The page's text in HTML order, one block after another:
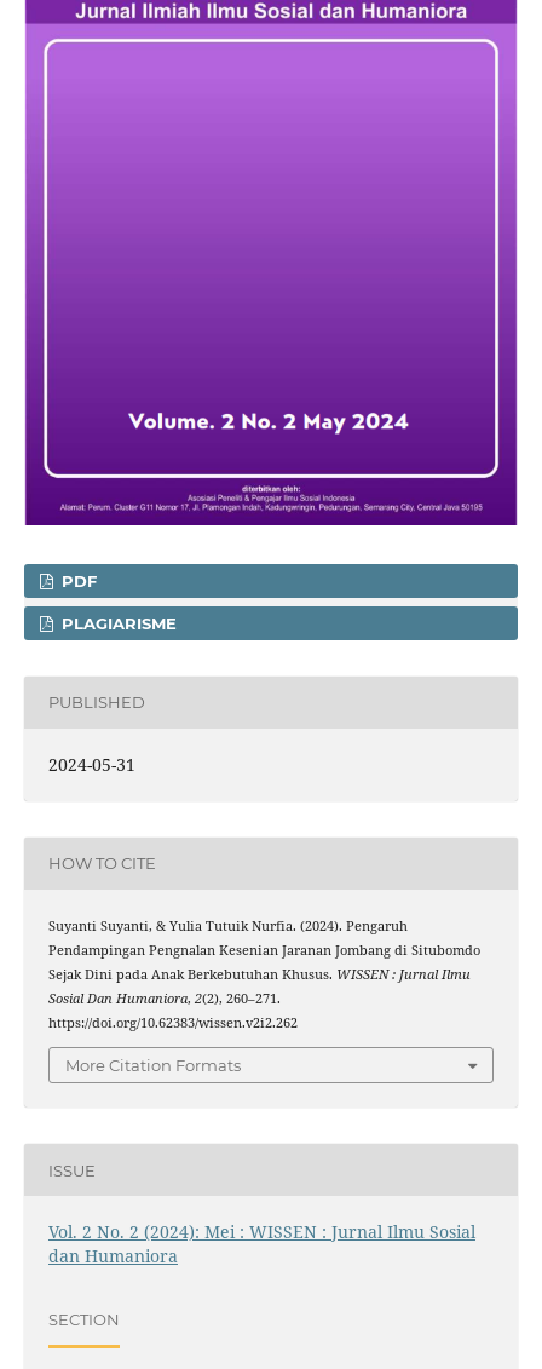
PDF
PLAGIARISME
PUBLISHED
2024-05-31
HOW TO CITE
Suyanti Suyanti, & Yulia Tutuik Nurfia. (2024). Pengaruh
Pendampingan Pengnalan Kesenian Jaranan Jombang di Situbomdo
Sejak Dini pada Anak Berkebutuhan Khusus. WISSEN : Jurnal Ilmu
Sosial Dan Humaniora, 2(2), 260–271.
https://doi.org/10.62383/wissen.v2i2.262
More Citation Formats
ISSUE
Vol. 2 No. 2 (2024): Mei : WISSEN : Jurnal Ilmu Sosial
dan Humaniora
SECTION